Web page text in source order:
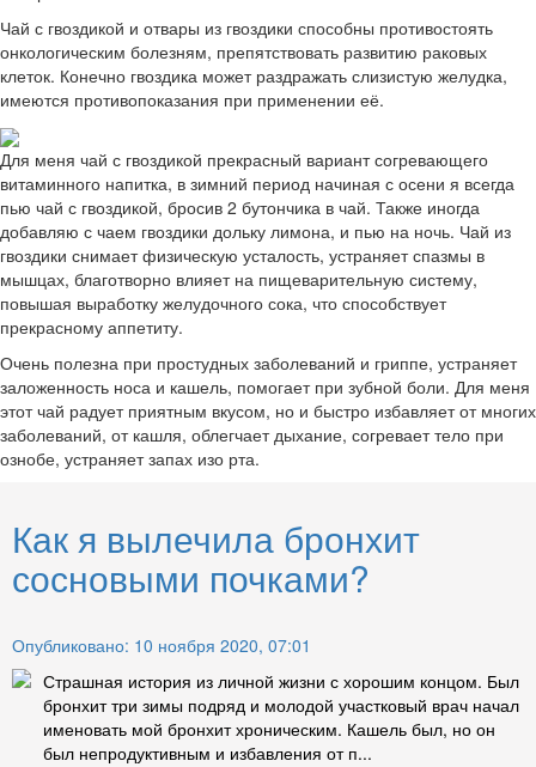
Чай с гвоздикой и отвары из гвоздики способны противостоять
онкологическим болезням, препятствовать развитию раковых
клеток. Конечно гвоздика может раздражать слизистую желудка,
имеются противопоказания при применении её.
Для меня чай с гвоздикой прекрасный вариант согревающего
витаминного напитка, в зимний период начиная с осени я всегда
пью чай с гвоздикой, бросив 2 бутончика в чай. Также иногда
добавляю с чаем гвоздики дольку лимона, и пью на ночь. Чай из
гвоздики снимает физическую усталость, устраняет спазмы в
мышцах, благотворно влияет на пищеварительную систему,
повышая выработку желудочного сока, что способствует
прекрасному аппетиту.
Очень полезна при простудных заболеваний и гриппе, устраняет
заложенность носа и кашель, помогает при зубной боли. Для меня
этот чай радует приятным вкусом, но и быстро избавляет от многих
заболеваний, от кашля, облегчает дыхание, согревает тело при
ознобе, устраняет запах изо рта.
Как я вылечила бронхит
сосновыми почками?
Опубликовано: 10 ноября 2020, 07:01
Страшная история из личной жизни с хорошим концом. Был
бронхит три зимы подряд и молодой участковый врач начал
именовать мой бронхит хроническим. Кашель был, но он
был непродуктивным и избавления от п...